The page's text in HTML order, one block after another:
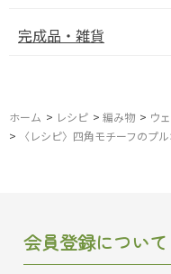
完成品・雑貨
ホーム > レシピ > 編み物 > ウ
>
〈レシピ〉四角モチーフのプ
会員登録について